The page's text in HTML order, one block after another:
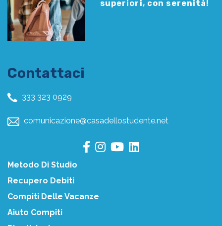
superiori, con serenità!
Contattaci
333 323 0929
comunicazione@casadellostudente.net
Metodo Di Studio
Recupero Debiti
Compiti Delle Vacanze
Aiuto Compiti